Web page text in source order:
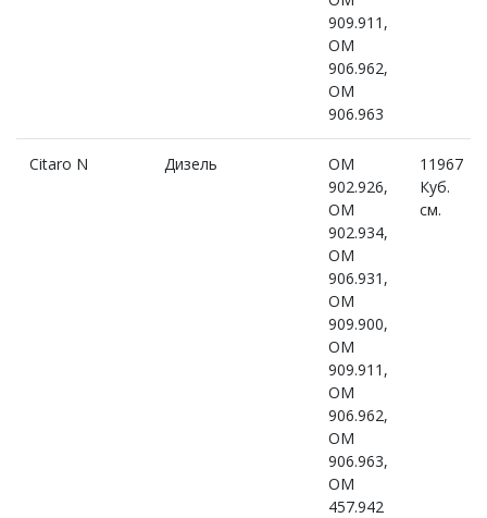
909.911,
OM
906.962,
OM
906.963
Citaro N Дизель
OM
902.926,
OM
902.934,
OM
906.931,
OM
909.900,
OM
909.911,
OM
906.962,
OM
906.963,
OM
457.942
11967
Куб.
см.